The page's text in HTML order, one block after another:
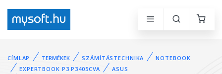
CÍMLAP TERMÉKEK SZÁMÍTÁSTECHNIKA
NOTEBOOK
EXPERTBOOK P3 P3405CVA
ASUS